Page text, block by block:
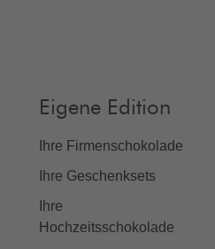
Eigene Edition
Ihre Firmenschokolade
Ihre Geschenksets
Ihre
Hochzeitsschokolade